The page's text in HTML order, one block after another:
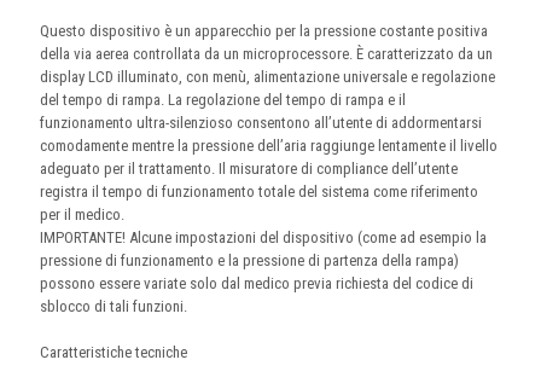
Questo dispositivo è un apparecchio per la pressione costante positiva
della via aerea controllata da un microprocessore. È caratterizzato da un
display LCD illuminato, con menù, alimentazione universale e regolazione
del tempo di rampa. La regolazione del tempo di rampa e il
funzionamento ultra-silenzioso consentono all’utente di addormentarsi
comodamente mentre la pressione dell’aria raggiunge lentamente il livello
adeguato per il trattamento. Il misuratore di compliance dell’utente
registra il tempo di funzionamento totale del sistema come riferimento
per il medico.
IMPORTANTE! Alcune impostazioni del dispositivo (come ad esempio la
pressione di funzionamento e la pressione di partenza della rampa)
possono essere variate solo dal medico previa richiesta del codice di
sblocco di tali funzioni.
Caratteristiche tecniche